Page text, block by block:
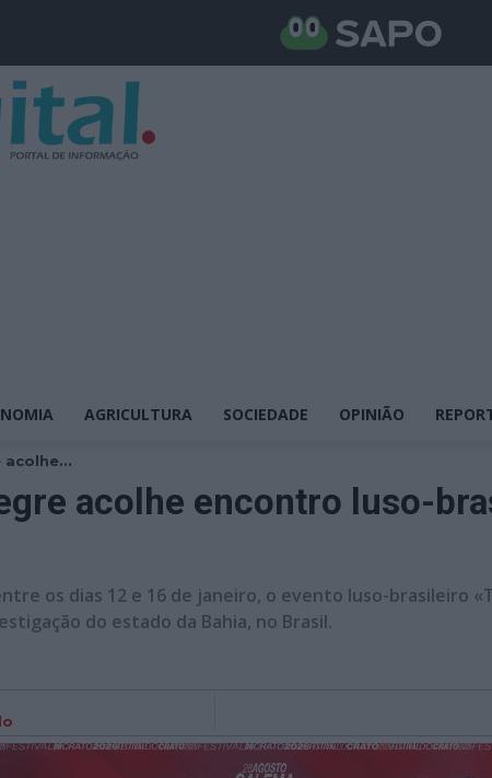
AGRICULTURA SOCIEDADE OPINIÃO
acolhe encontro luso-
os dias 12 e 16 de janeiro, o evento luso-brasileiro
do estado da Bahia, no Brasil.